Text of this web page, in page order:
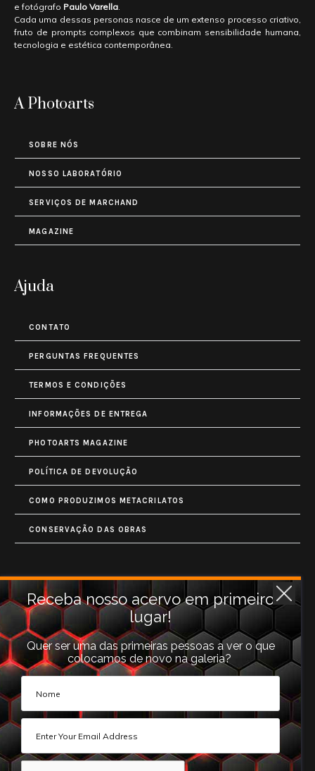
e fotógrafo Paulo Varella
Cada uma dessas personas nasce de um extenso processo criativo,
fruto de prompts complexos que combinam sensibilidade humana,
tecnologia e estética contemporânea.
A Photoarts
SOBRE NÓS
NOSSO LABORATÓRIO
SERVIÇOS DE MARCHAND
MAGAZINE
Ajuda
CONTATO
PERGUNTAS FREQUENTES
TERMOS E CONDIÇÕES
INFORMAÇÕES DE ENTREGA
PHOTOARTS MAGAZINE
POLÍTICA DE DEVOLUÇÃO
COMO PRODUZIMOS METACRILATOS
CONSERVAÇÃO DAS OBRAS
Contatos
Rua Monet, 731
Granja Vianna
Cotia, SP (06710-660).
galeria@photoarts.com.br
WhatsApp:+55 11 96253 3293
Receba nosso acervo em primeiro
lugar!
Quer ser uma das primeiras pessoas a ver o que
colocamos de novo na galeria?